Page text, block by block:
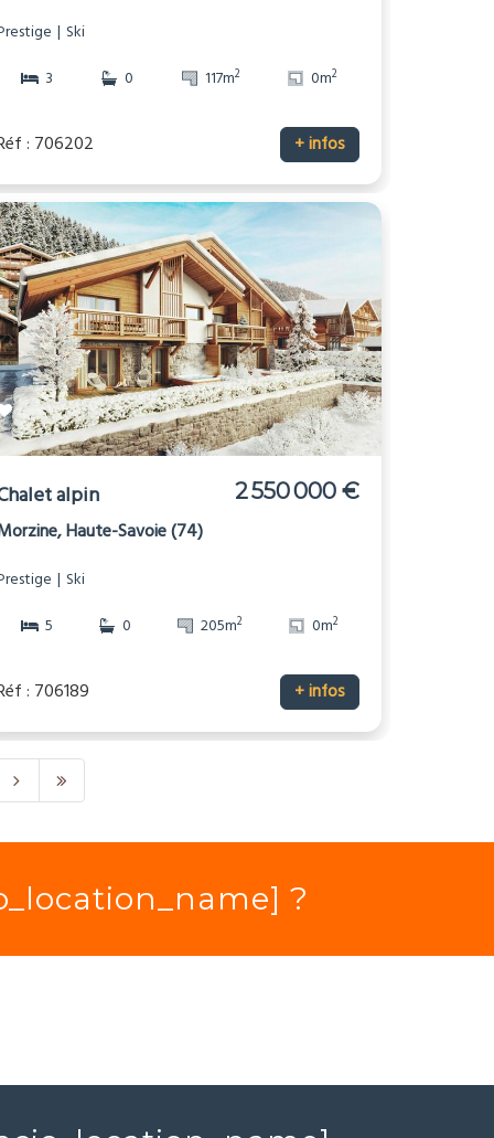
Ski
3
0 117m2 0m2
: 706202 + infos
alpin 2 550 000 €
Haute-Savoie (74)
Ski
5
0 205m2 0m2
: 706189 + infos
?